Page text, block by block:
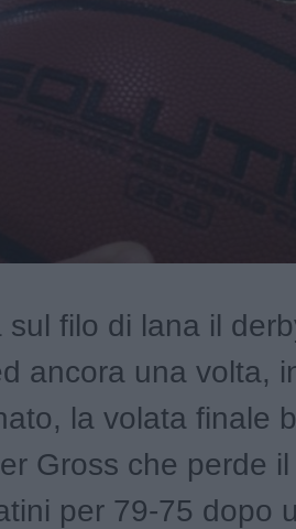
sul filo di lana il
ancora una volta,
la volata finale
Gross che perde
per 79-75 dopo